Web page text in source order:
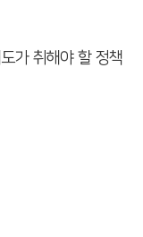
가 취해야 할 정책